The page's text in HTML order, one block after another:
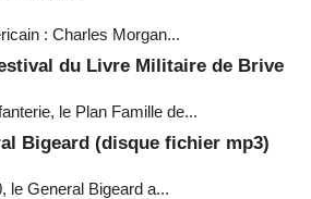
: Charles Morgan...
du Livre Militaire de Brive
le Plan Famille de...
Bigeard (disque fichier mp3)
le General Bigeard a...